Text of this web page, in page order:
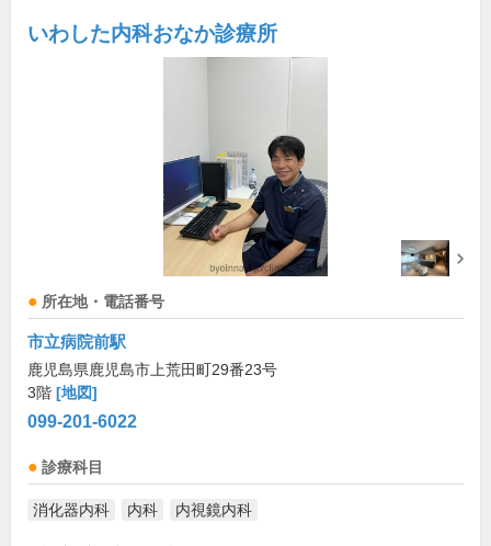
いわした内科おなか診療所
所在地・電話番号
市立病院前駅
鹿児島県鹿児島市上荒田町29番23号
3階 [地図]
099-201-6022
診療科目
消化器内科 内科 内視鏡内科